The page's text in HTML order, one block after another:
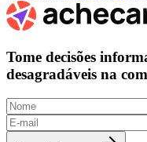
Tome decisões
desagradáveis na